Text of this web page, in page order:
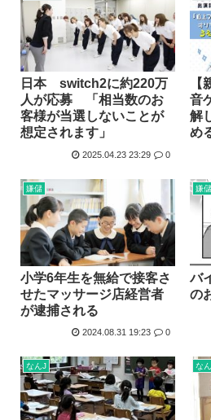
日本 switch2に約220万
人が応募 「相当数のお
客様が当選しないことが
想定されます」
2025.04.23 23:29 0
【
音
解
め
嫌儲
小学6年生を無給で接客さ
せたマッサージ店経営者
が逮捕される
2024.08.31 19:23 0
嫌儲
バ
の
なんJ な